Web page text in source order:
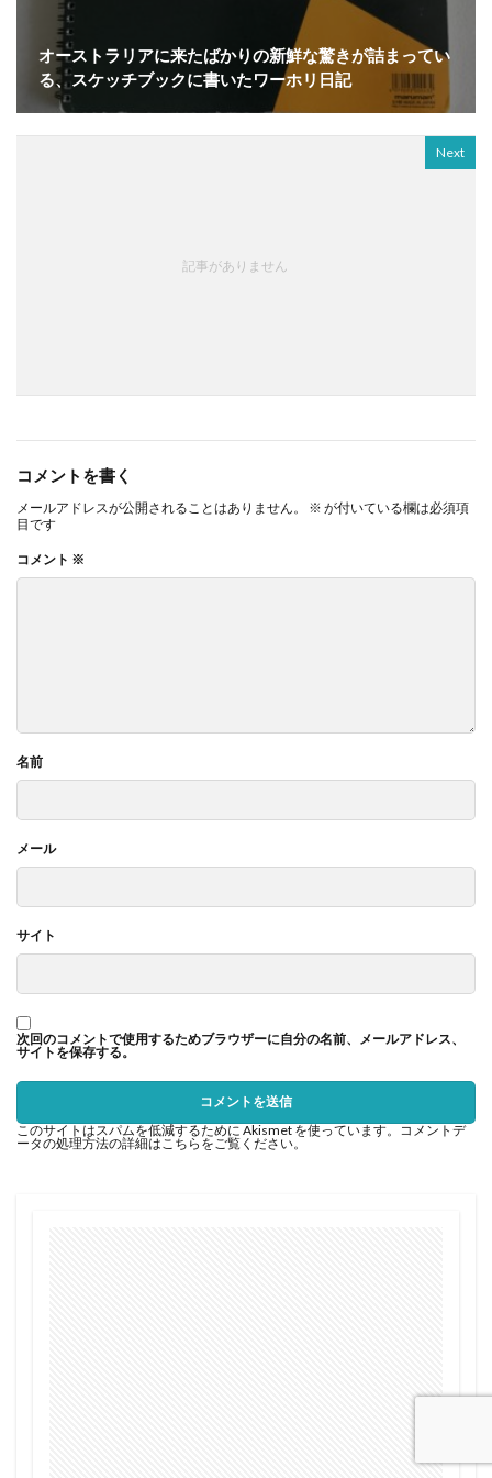
オーストラリアに来たばかりの新鮮な驚きが詰まってい
る、スケッチブックに書いたワーホリ日記
Next
記事がありません
コメントを書く
メールアドレスが公開されることはありません。 ※ が付いている欄は必須項
目です
コメント ※
名前
メール
サイト
次回のコメントで使用するためブラウザーに自分の名前、メールアドレス、
サイトを保存する。
このサイトはスパムを低減するために Akismet を使っています。 コメントデ
ータの処理方法の詳細はこちらをご覧ください。